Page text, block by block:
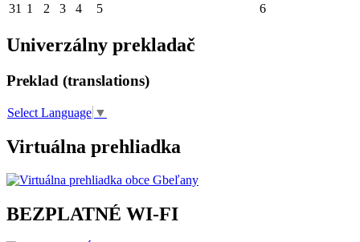
31 1 2 3 4 5 6
Univerzálny prekladač
Preklad (translations)
Select Language ▼
Virtuálna prehliadka
BEZPLATNÉ WI-FI